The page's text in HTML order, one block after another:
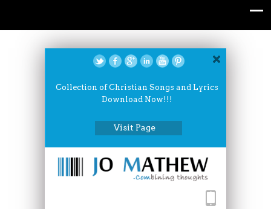
Collection of Christian Songs and Lyrics
Download Now!!!
Visit Page